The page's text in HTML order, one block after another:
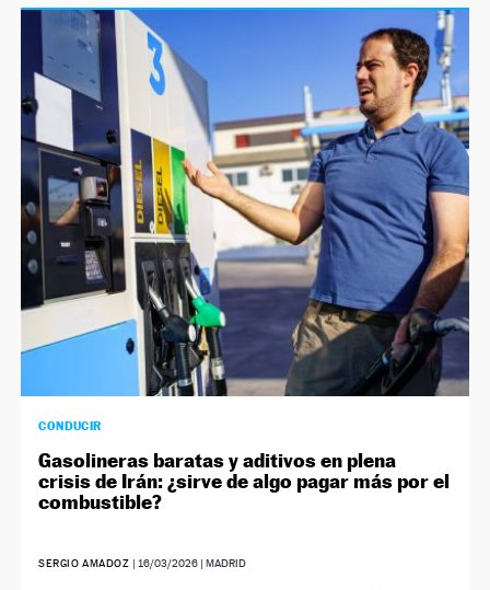
CONDUCIR
Gasolineras baratas y aditivos en plena
crisis de Irán: ¿sirve de algo pagar más por el
combustible?
SERGIO AMADOZ | 16/03/2026| MADRID